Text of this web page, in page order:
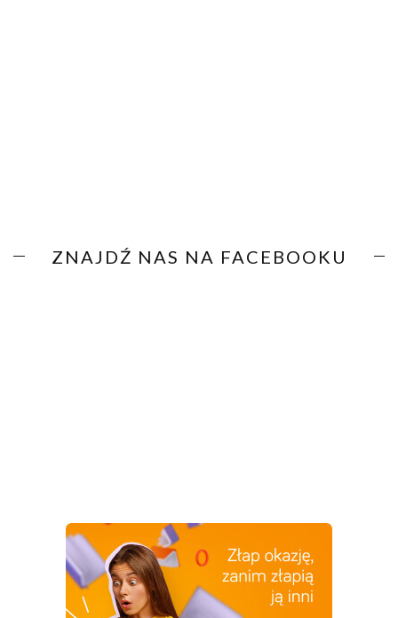
ZNAJDŹ NAS NA FACEBOOKU